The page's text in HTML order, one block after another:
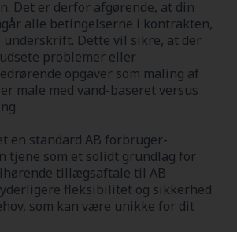
Det er derfor afgørende, at din
alle betingelserne i kontrakten,
underskrift. Dette vil sikre, at der
problemer eller
opgaver som maling af
male med vand-baseret versus
en standard AB forbruger-
tjene som et solidt grundlag for
tillægsaftale til AB
fleksibilitet og sikkerhed
som kan være unikke for dit